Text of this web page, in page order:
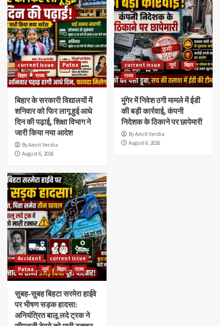
current issue
Patna
बिहार
राज्य
बिहार के सरकारी विद्यालयों में
शनिवार को फिर लागू हुई आधे
दिन की पढ़ाई, शिक्षा विभाग ने
जारी किया नया आदेश
By Amrit Versha
August 6, 2026
current issue जुर्म
बिहार
राज्य
मुंगेर में निवेश ठगी मामले में ईडी
की बड़ी कार्रवाई, कंपनी
निदेशक के ठिकाने पर छापेमारी
By Amrit Versha
August 6, 2026
Accident
current issue
Patna
जुर्म बिहार राज्य
सुबह-सुबह बिहटा सरमेरा हाईवे
पर भीषण सड़क हादसा:
अनियंत्रित बालू लदे ट्रक ने